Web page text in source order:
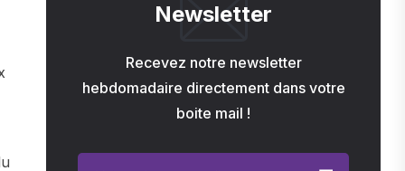
Newsletter
Recevez notre newsletter
hebdomadaire directement dans votre
boite mail !